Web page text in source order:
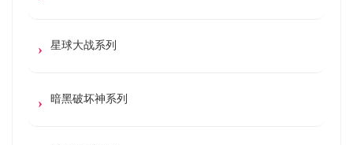
星球大战系列
暗黑破坏神系列